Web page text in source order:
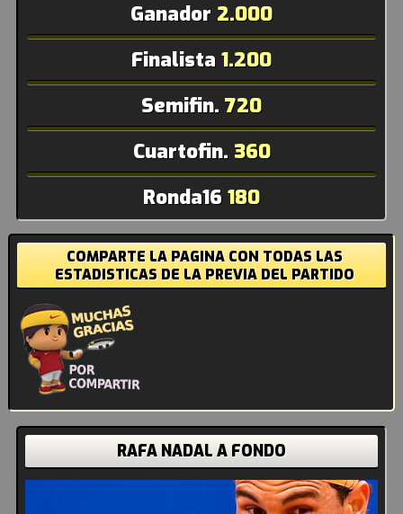
Ganador 2.000
Finalista 1.200
Semifin. 720
Cuartofin.360
Ronda16 180
COMPARTE LA PAGINA CON TODAS LAS
ESTADISTICAS DE LA PREVIA DEL PARTIDO
RAFA NADAL A FONDO